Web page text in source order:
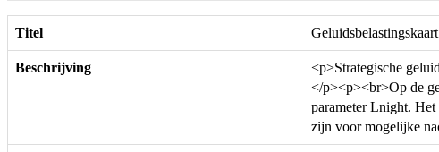
Titel
Beschrijving
<p>Strategische
</p><p><br>Op de
parameter Lnight. Het
zijn voor mogelijke